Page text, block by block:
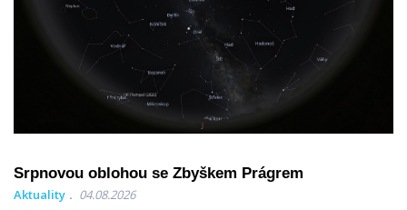
Srpnovou oblohou se Zbyškem Prágrem
Aktuality 04.08.2026